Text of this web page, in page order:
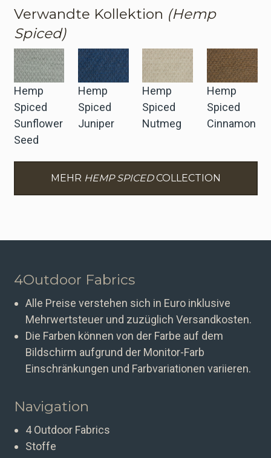
Verwandte Kollektion (Hemp
Spiced)
Hemp
Spiced
Sunflower
Seed
Hemp
Spiced
Juniper
Hemp
Spiced
Nutmeg
Hemp
Spiced
Cinnamon
MEHR HEMP SPICEDCOLLECTION
4Outdoor Fabrics
Alle Preise verstehen sich in Euro inklusive
Mehrwertsteuer und zuzüglich Versandkosten.
Die Farben können von der Farbe auf dem
Bildschirm aufgrund der Monitor-Farb
Einschränkungen und Farbvariationen variieren.
Navigation
4 Outdoor Fabrics
Stoffe